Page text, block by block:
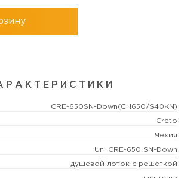
CRE-650SN-Down(CH650/S40KN)
Creto
Чехия
Uni CRE-650 SN-Down
душевой лоток с решеткой